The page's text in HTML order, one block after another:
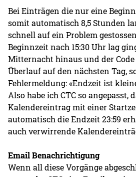
Bei Einträgen die nur eine
somit automatisch 8,5 Stunden
schnell auf ein Problem
Beginnzeit nach 15:30 Uhr lag
Mitternacht hinaus und der
Überlauf auf den nächsten Tag,
Fehlermeldung: «Endzeit ist
Also habe ich CTC so angepasst,
Kalendereintrag mit einer
automatisch die Endzeit 23:59
auch verwirrende
Email Benachrichtigung
Wenn all diese Vorgänge